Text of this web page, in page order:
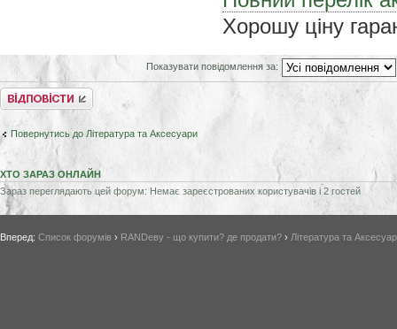
Хорошу ціну
Показувати повідомлення за:
Відповісти
Повернутись до Література та Аксесуари
ХТО ЗАРАЗ ОНЛАЙН
Зараз переглядають цей форум: Немає зареєстрованих користувачів і 2 гостей
Вперед: Список форумів › RANDеву - що купити? де продати? › Література та